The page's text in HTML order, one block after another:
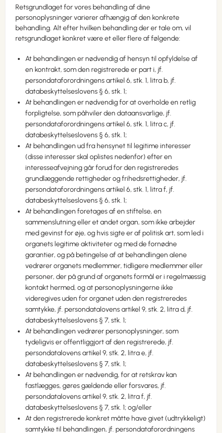
Retsgrundlaget for vores behandling af dine
personoplysninger varierer afhængig af den konkrete
behandling. Alt efter hvilken behandling der er tale om, vil
retsgrundlaget konkret være et eller flere af følgende:
At behandlingen er nødvendig af hensyn til opfyldelse af
en kontrakt, som den registrerede er part i, jf.
persondataforordningens artikel 6, stk. 1, litra b, jf.
databeskyttelseslovens § 6, stk. 1;
At behandlingen er nødvendig for at overholde en retlig
forpligtelse, som påhviler den dataansvarlige, jf.
persondataforordningens artikel 6, stk. 1, litra c, jf.
databeskyttelseslovens § 6, stk. 1;
At behandlingen ud fra hensynet til legitime interesser
(disse interesser skal oplistes nedenfor) efter en
interesseafvejning går forud for den registreredes
grundlæggende rettigheder og frihedsrettigheder, jf.
persondataforordningens artikel 6, stk. 1, litra f, jf.
databeskyttelseslovens § 6, stk. 1;
At behandlingen foretages af en stiftelse, en
sammenslutning eller et andet organ, som ikke arbejder
med gevinst for øje, og hvis sigte er af politisk art, som led i
organets legitime aktiviteter og med de fornødne
garantier, og på betingelse af at behandlingen alene
vedrører organets medlemmer, tidligere medlemmer eller
personer, der på grund af organets formål er i regelmæssig
kontakt hermed, og at personoplysningerne ikke
videregives uden for organet uden den registreredes
samtykke, jf. persondatalovens artikel 9, stk. 2, litra d, jf.
databeskyttelseslovens § 7, stk. 1;
At behandlingen vedrører personoplysninger, som
tydeligvis er offentliggjort af den registrerede, jf.
persondatalovens artikel 9, stk. 2, litra e, jf.
databeskyttelseslovens § 7, stk. 1;
At behandlingen er nødvendig, for at retskrav kan
fastlægges, gøres gældende eller forsvares, jf.
persondatalovens artikel 9, stk. 2, litra f, jf.
databeskyttelseslovens § 7, stk. 1; og/eller
At den registrerede konkret måtte have givet (udtrykkeligt)
samtykke til behandlingen, jf. persondataforordningens